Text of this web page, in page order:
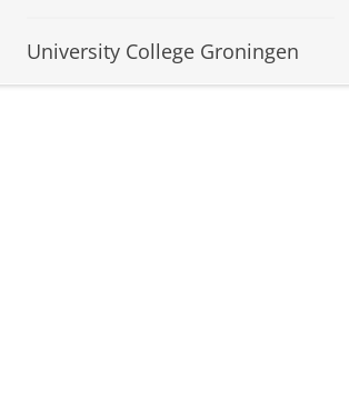
University College Groningen